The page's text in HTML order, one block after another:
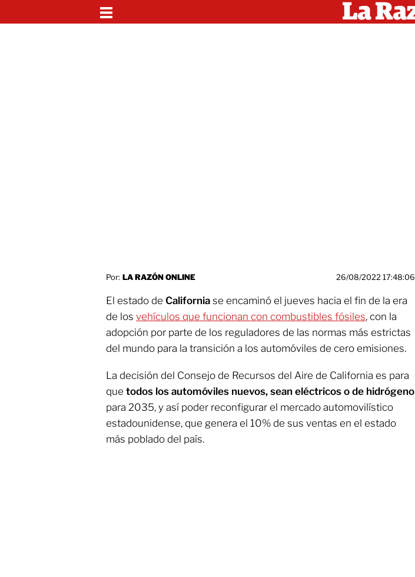
Por: LA RAZÓN ONLINE 26/08/2022 17:48:06
El estado de California se encaminó el jueves hacia el fin de la era
de los vehículos que funcionan con combustibles fósiles, con la
adopción por parte de los reguladores de las normas más estrictas
del mundo para la transición a los automóviles de cero emisiones.
La decisión del Consejo de Recursos del Aire de California es para
que todos los automóviles nuevos, sean eléctricos o de hidrógeno
para 2035, y así poder reconfigurar el mercado automovilístico
estadounidense, que genera el 10% de sus ventas en el estado
más poblado del país.